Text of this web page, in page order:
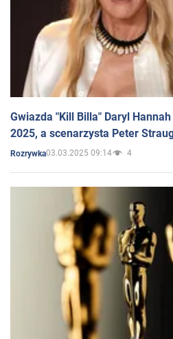
Gwiazda "Kill Billa" Daryl
2025, a scenarzysta Peter
Rozrywka03.03.2025 09:14 4